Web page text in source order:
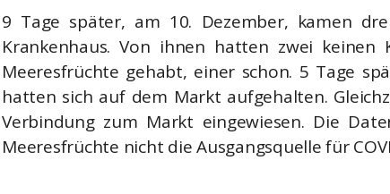
9 Tage später, am 10. Dezember, kamen
Krankenhaus. Von ihnen hatten zwei
Meeresfrüchte gehabt, einer schon. 5 Tage
hatten sich auf dem Markt aufgehalten.
Verbindung zum Markt eingewiesen. Die
Meeresfrüchte nicht die Ausgangsquelle für